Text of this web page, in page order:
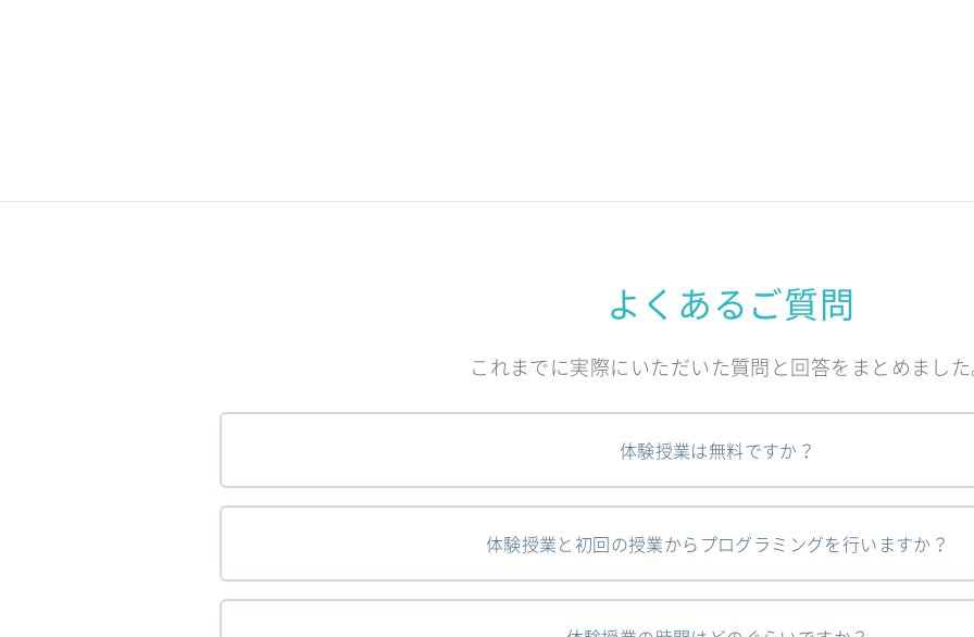
よくあるご質問
これまでに実際にいただいた質問と回答をまとめまし
体験授業は無料ですか？
体験授業と初回の授業からプログラミングを行いますか？